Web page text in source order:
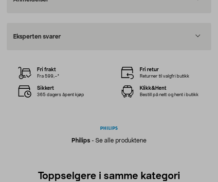
Eksperten svarer
Philips - Se alle produktene
Fri frakt
Fra 599,–*
Fri retur
Returner til valgfri butikk
Sikkert
365 dagers åpent kjøp
Klikk&Hent
Bestill på nett og hent i butikk
Toppselgere i samme kategori